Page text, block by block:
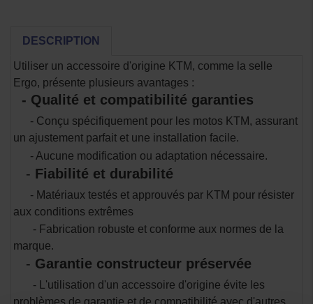
DESCRIPTION
Utiliser un accessoire d'origine KTM, comme la selle
Ergo, présente plusieurs avantages :
- Qualité et compatibilité garanties
- Conçu spécifiquement pour les motos KTM, assurant
un ajustement parfait et une installation facile.
- Aucune modification ou adaptation nécessaire.
- Fiabilité et durabilité
- Matériaux testés et approuvés par KTM pour résister
aux conditions extrêmes
- Fabrication robuste et conforme aux normes de la
marque.
- Garantie constructeur préservée
- L'utilisation d'un accessoire d'origine évite les
problèmes de garantie et de compatibilité avec d'autres